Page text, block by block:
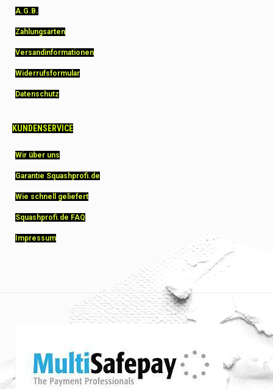
A.G.B.
Zahlungsarten
Versandinformationen
Widerrufsformular
Datenschutz
KUNDENSERVICE
Wir über uns
Garantie Squashprofi.de
Wie schnell geliefert
Squashprofi.de FAQ
Impressum